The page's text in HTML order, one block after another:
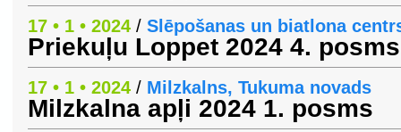
17 • 1 • 2024 / Slēpošanas un biatlona
Priekuļu Loppet 2024 4. posms
17 • 1 • 2024 / Milzkalns, Tukuma novads
Milzkalna apļi 2024 1. posms